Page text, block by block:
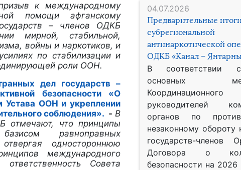
04.07.2026
Предварительные
субрегиональной
антинаркотической
ОДКБ «Канал –
В соответствии
основных
руководителей
органов по
незаконному обороту
государств-членов
Договора о
безопасности на 2026
к международному
помощи афганскому
– членов ОДКБ
мирной, стабильной,
войны и наркотиков, и
по стабилизации и
роли ООН.
дел государств –
безопасности «О
Устава ООН и укреплении
соблюдения». - В
отмечают, что принципы
равноправных
одностороннюю
международного
Совета